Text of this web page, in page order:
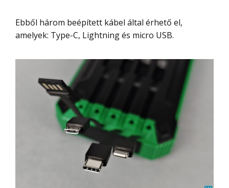
Ebből három beépített kábel által érhető el,
amelyek: Type-C, Lightning és micro USB.